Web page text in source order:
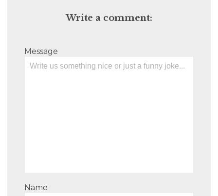
Write a comment:
Message
Name